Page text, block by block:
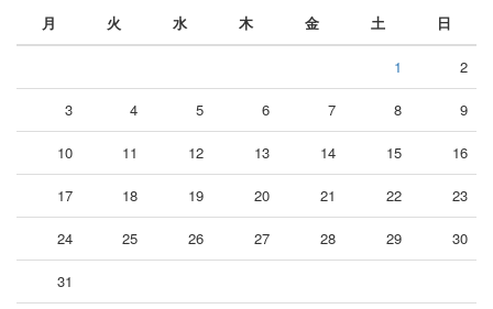
月
火 水 木 金 土 日
1 2
3 4 5 6 7 8 9
10 11 12 13 14 15 16
17 18 19 20 21 22 23
24 25 26 27 28 29 30
31